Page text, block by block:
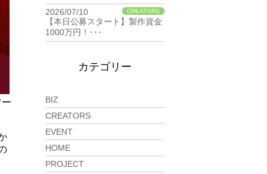
2026/07/10
CREATORS
【本日公募スタート】製作資金
1000万円！･･･
カテゴリー
BIZ
CREATORS
EVENT
HOME
PROJECT